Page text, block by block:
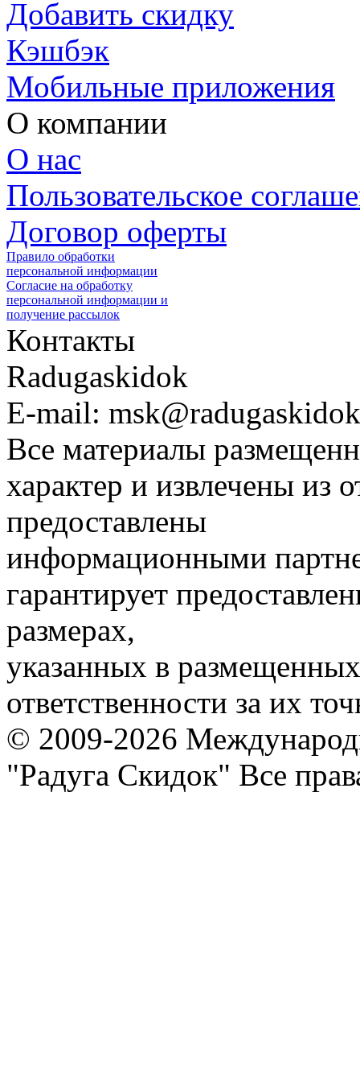
Добавить скидку
Кэшбэк
Мобильные приложения
О компании
О нас
Пользовательское
Договор оферты
Правило обработки
персональной информации
Согласие на обработку
персональной информации и
получение рассылок
Контакты
Radugaskidok
E-mail:
Все материалы
характер и извлечены из
предоставлены
информационными
гарантирует
размерах,
указанных в
ответственности за их
© 2009-2026
"Радуга Скидок" Все